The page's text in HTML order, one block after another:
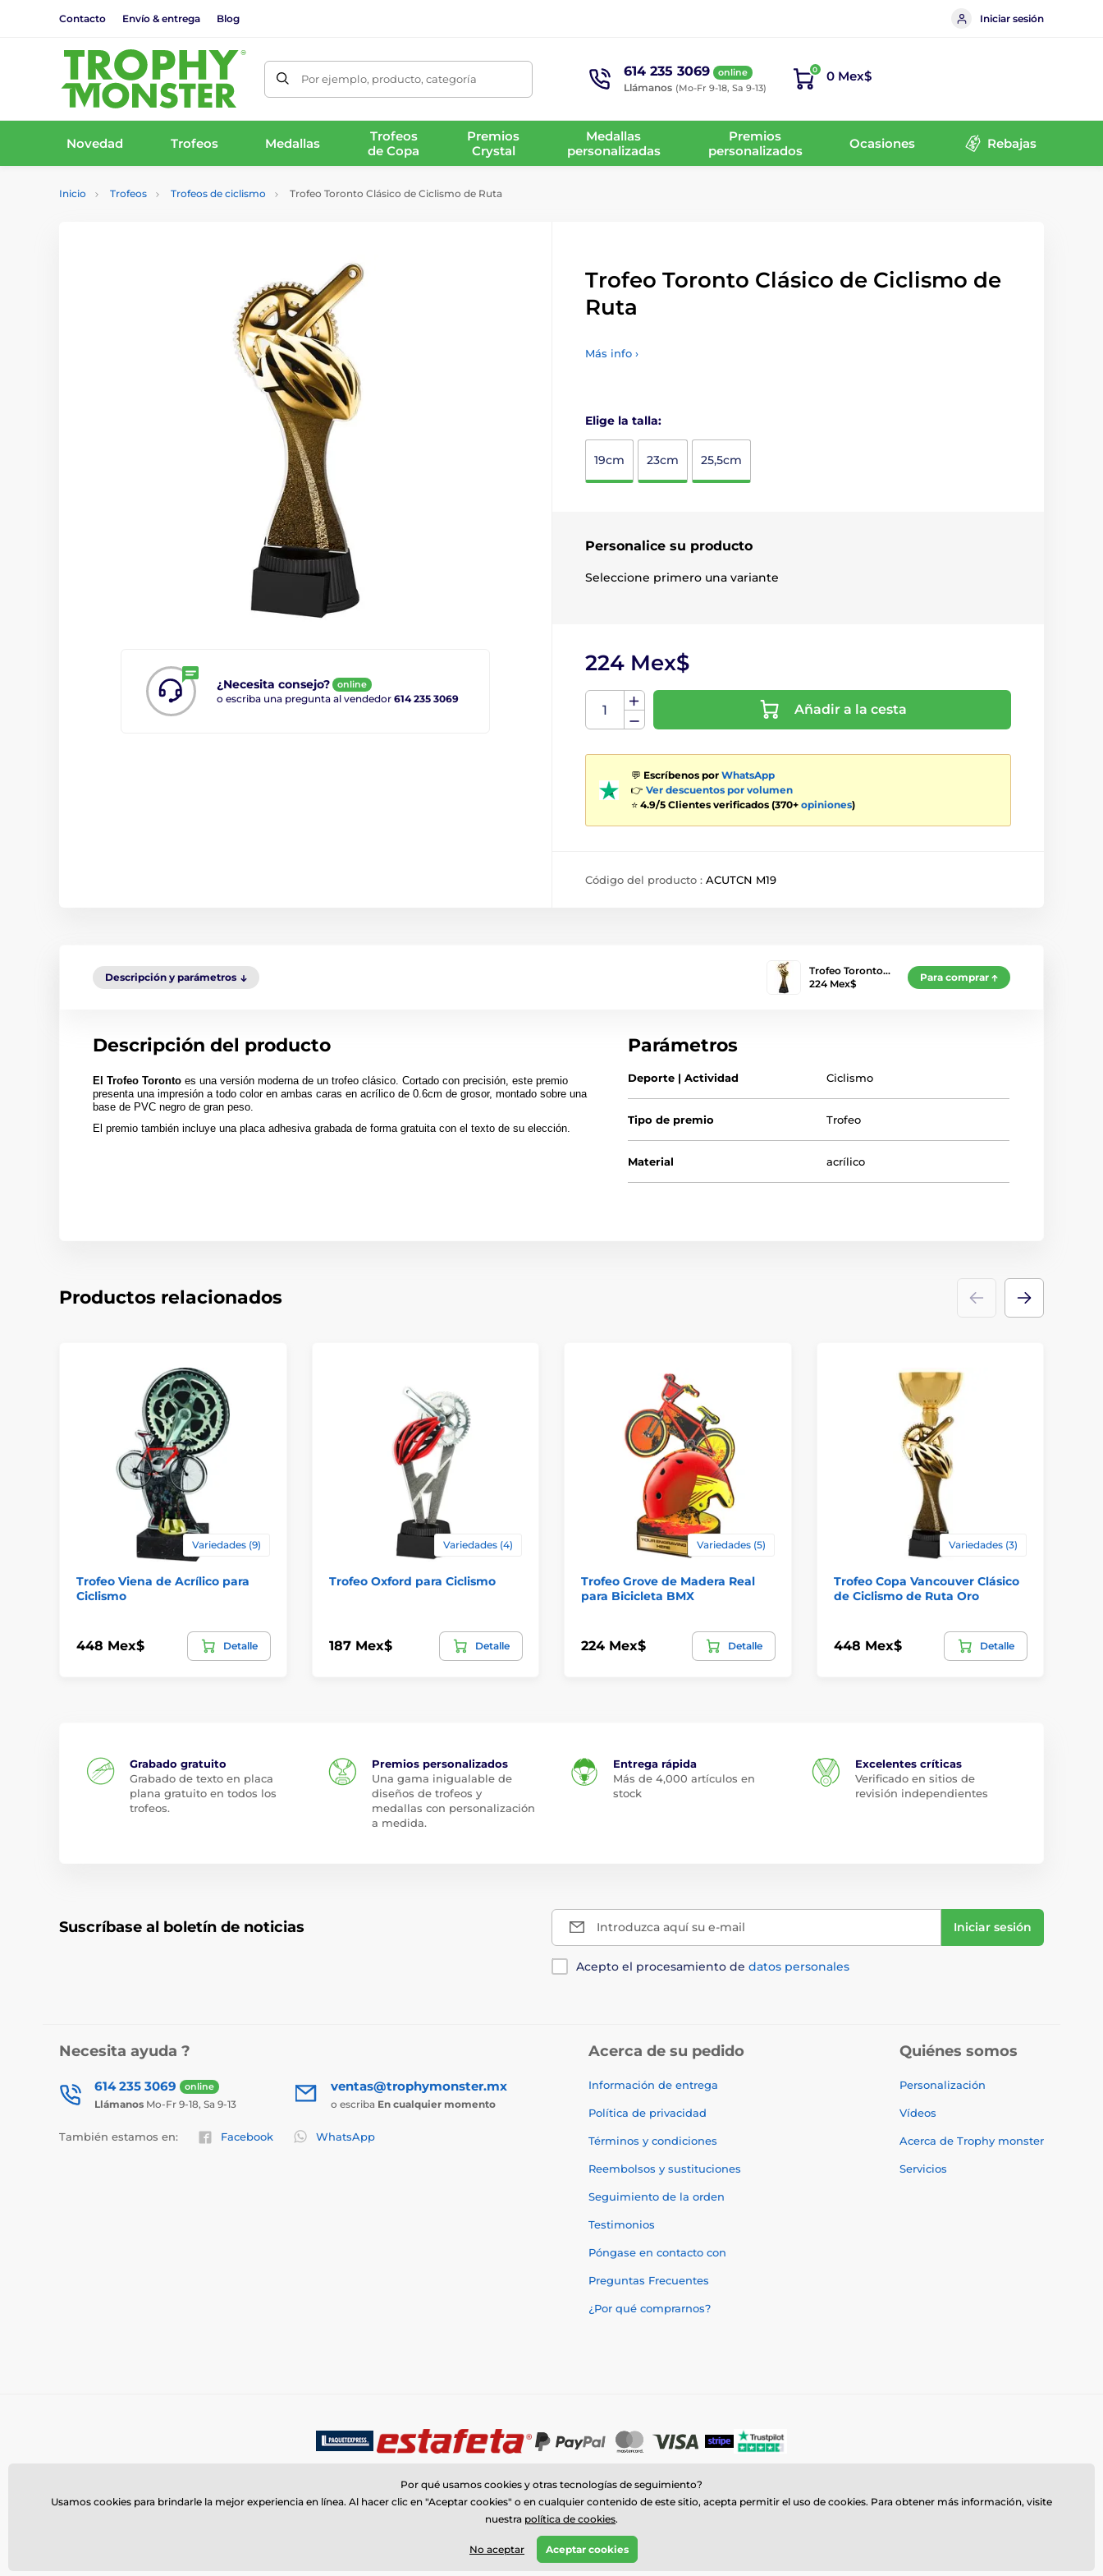
Contacto Envío & entrega Blog Iniciar sesión
Por ejemplo, producto, categoría 614 235 3069 online
Llámanos (Mo-Fr 9-18, Sa 9-13)
0 0 Mex$
Novedad Trofeos Medallas
Trofeos
de Copa
Premios
Crystal
Medallas
personalizadas
Premios
personalizados
Ocasiones Rebajas
Inicio Trofeos Trofeos de ciclismo Trofeo Toronto Clásico de Ciclismo de Ruta
¿Necesita consejo? online
o escriba una pregunta al vendedor 614 235 3069
Trofeo Toronto Clásico de Ciclismo de
Ruta
Más info ›
Elige la talla:
19cm 23cm 25,5cm
Personalice su producto
Seleccione primero una variante
224 Mex$
Añadir a la cesta
💬 Escríbenos por WhatsApp
👉 Ver descuentos por volumen
⭐ 4.9/5 Clientes verificados (370+ opiniones)
Código del producto : ACUTCN M19
Descripción y parámetros
Trofeo Toronto…
224 Mex$
Para comprar
Descripción del producto
El Trofeo Toronto es una versión moderna de un trofeo clásico. Cortado con precisión, este premio
presenta una impresión a todo color en ambas caras en acrílico de 0.6cm de grosor, montado sobre una
base de PVC negro de gran peso.
El premio también incluye una placa adhesiva grabada de forma gratuita con el texto de su elección.
Parámetros
Deporte | Actividad Ciclismo
Tipo de premio Trofeo
Material acrílico
Productos relacionados
Variedades (9)
Trofeo Viena de Acrílico para
Ciclismo
448 Mex$ Detalle
Variedades (4)
Trofeo Oxford para Ciclismo
187 Mex$ Detalle
Variedades (5)
Trofeo Grove de Madera Real
para Bicicleta BMX
224 Mex$ Detalle
Variedades (3)
Trofeo Copa Vancouver Clásico
de Ciclismo de Ruta Oro
448 Mex$ Detalle
Grabado gratuito
Grabado de texto en placa
plana gratuito en todos los
trofeos.
Premios personalizados
Una gama inigualable de
diseños de trofeos y
medallas con personalización
a medida.
Entrega rápida
Más de 4,000 artículos en
stock
Excelentes críticas
Verificado en sitios de
revisión independientes
Suscríbase al boletín de noticias Introduzca aquí su e-mail Iniciar sesión
Acepto el procesamiento de datos personales
Necesita ayuda ?
614 235 3069 online
Llámanos Mo-Fr 9-18, Sa 9-13
ventas@trophymonster.mx
o escriba En cualquier momento
También estamos en: Facebook WhatsApp
Acerca de su pedido
Información de entrega
Política de privacidad
Términos y condiciones
Reembolsos y sustituciones
Seguimiento de la orden
Testimonios
Póngase en contacto con
Preguntas Frecuentes
¿Por qué comprarnos?
Quiénes somos
Personalización
Vídeos
Acerca de Trophy monster
Servicios
© 2026 www.trophymonster.mx ⦁ Tienda electrónica creada por
Por qué usamos cookies y otras tecnologías de seguimiento?
Usamos cookies para brindarle la mejor experiencia en línea. Al hacer clic en "Aceptar cookies" o en cualquier contenido de este sitio, acepta permitir el uso de cookies. Para obtener más información, visite
nuestra política de cookies.
No aceptar Aceptar cookies